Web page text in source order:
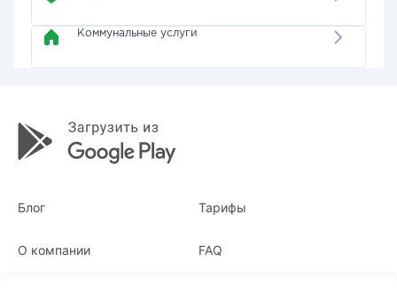
Коммунальные услуги
Блог Тарифы
О компании FAQ